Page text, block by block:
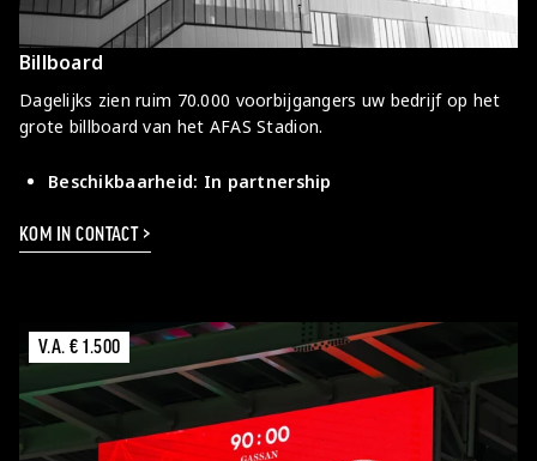
Billboard
Dagelijks zien ruim 70.000 voorbijgangers uw bedrijf op het
grote billboard van het AFAS Stadion.
Beschikbaarheid: In partnership
KOM IN CONTACT >
V.A. € 1.500